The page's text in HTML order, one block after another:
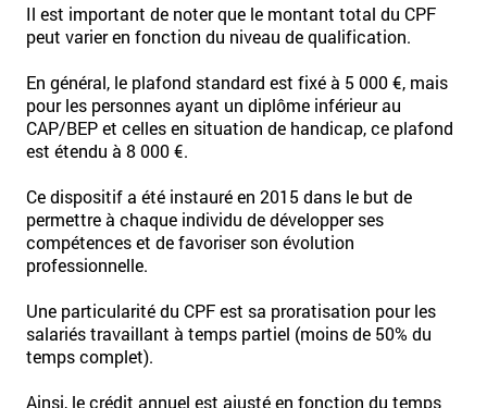
Il est important de noter que le montant total du CPF
peut varier en fonction du niveau de qualification.
En général, le plafond standard est fixé à 5 000 €, mais
pour les personnes ayant un diplôme inférieur au
CAP/BEP et celles en situation de handicap, ce plafond
est étendu à 8 000 €.
Ce dispositif a été instauré en 2015 dans le but de
permettre à chaque individu de développer ses
compétences et de favoriser son évolution
professionnelle.
Une particularité du CPF est sa proratisation pour les
salariés travaillant à temps partiel (moins de 50% du
temps complet).
Ainsi, le crédit annuel est ajusté en fonction du temps